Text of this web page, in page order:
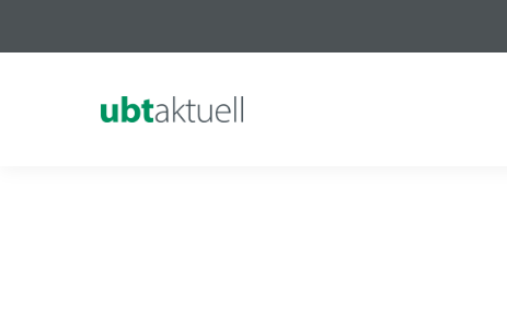
Logo Universität Bayreuth